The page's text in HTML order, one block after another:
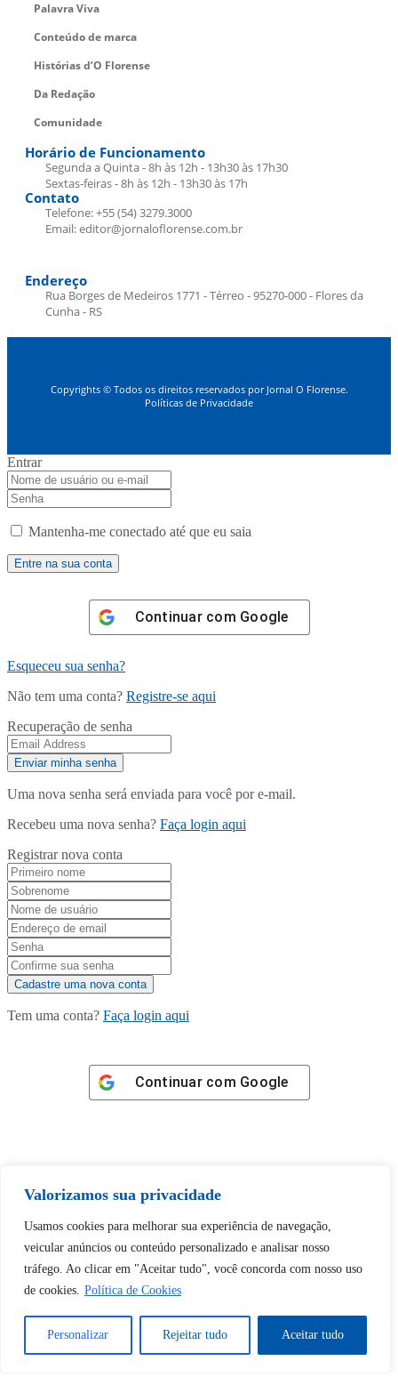
Valorizamos sua privacidade
Usamos cookies para melhorar sua experiência de navegação,
veicular anúncios ou conteúdo personalizado e analisar nosso
tráfego. Ao clicar em "Aceitar tudo", você concorda com nosso uso
de cookies. Política de Cookies
Personalizar Rejeitar tudo Aceitar tudo
Palavra Viva
Conteúdo de marca
Histórias d’O Florense
Da Redação
Comunidade
Horário de Funcionamento
Segunda a Quinta - 8h às 12h - 13h30 às 17h30
Sextas-feiras - 8h às 12h - 13h30 às 17h
Contato
Telefone: +55 (54) 3279.3000
Email: editor@jornaloflorense.com.br
Endereço
Rua Borges de Medeiros 1771 - Térreo - 95270-000 - Flores da
Cunha - RS
Copyrights © Todos os direitos reservados por Jornal O Florense.
Políticas de Privacidade
Entrar
Mantenha-me conectado até que eu saia
Continuar com Google
Esqueceu sua senha?
Não tem uma conta? Registre-se aqui
Recuperação de senha
Uma nova senha será enviada para você por e-mail.
Recebeu uma nova senha? Faça login aqui
Registrar nova conta
Tem uma conta? Faça login aqui
Continuar com Google
Tem certeza de que deseja
desbloquear esta publicação?
Desbloquear esquerda : 0
Sim Não